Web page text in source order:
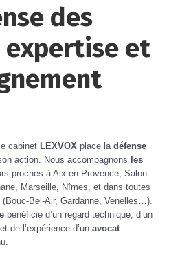
des
et
cabinet LEXVOX place la défense
action. Nous accompagnons les
proches à Aix-en-Provence, Salon-
Marseille, Nîmes, et dans toutes
Bel-Air, Gardanne, Venelles…).
bénéficie d’un regard technique, d’un
de l’expérience d’un avocat